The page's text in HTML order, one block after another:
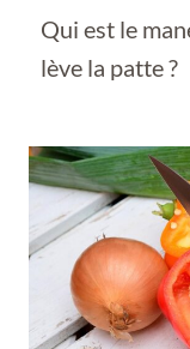
Qui est le
lève la patte ?